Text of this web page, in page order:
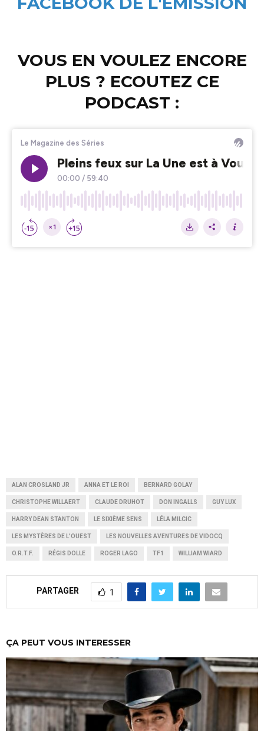
VOUS EN VOULEZ ENCORE
PLUS ? ECOUTEZ CE
PODCAST :
ALAN CROSLAND JR ANNA ET LE ROI BERNARD GOLAY
CHRISTOPHE WILLAERT CLAUDE DRUHOT DON INGALLS GUY LUX
HARRY DEAN STANTON LE SIXIÈME SENS LÉLA MILCIC
LES MYSTÈRES DE L'OUEST LES NOUVELLES AVENTURES DE VIDOCQ
O.R.T.F. RÉGIS DOLLE ROGER LAGO TF1 WILLIAM WIARD
PARTAGER 1
ÇA PEUT VOUS INTERESSER